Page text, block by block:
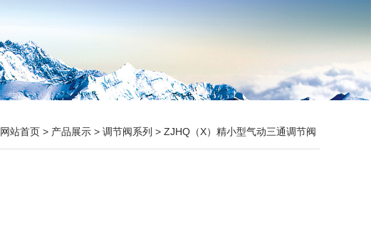
网站首页 > 产品展示 > 调节阀系列 > ZJHQ（X）精小型气动三通调节阀